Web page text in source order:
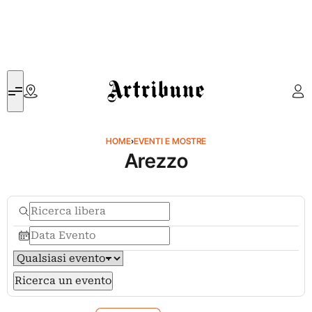
Artribune
HOME›EVENTI E MOSTRE
Arezzo
Ricerca un evento